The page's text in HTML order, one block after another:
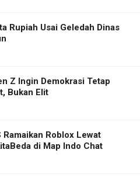
Rupiah Usai Geledah Dinas
Z Ingin Demokrasi Tetap
Bukan Elit
Ramaikan Roblox Lewat
di Map Indo Chat